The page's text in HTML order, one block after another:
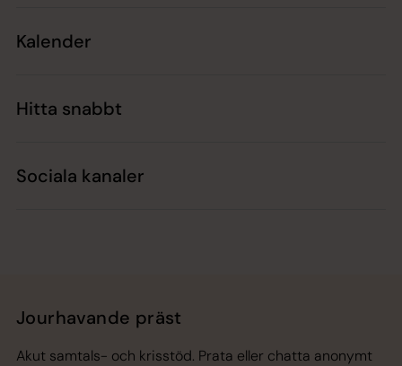
Kalender
Hitta snabbt
Sociala kanaler
Jourhavande präst
Akut samtals- och krisstöd. Prata eller chatta anonymt